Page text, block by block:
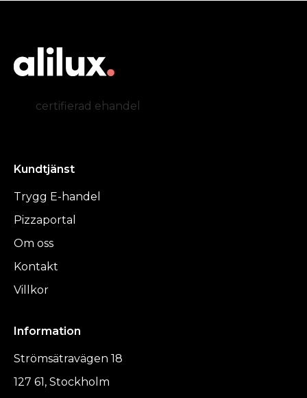
certifierad ehandel
Kundtjänst
Trygg E-handel
Pizzaportal
Om oss
Kontakt
Villkor
Information
Strömsätravägen 18
127 61, Stockholm